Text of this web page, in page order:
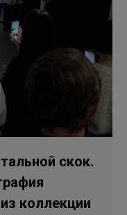
скок.
коллекции